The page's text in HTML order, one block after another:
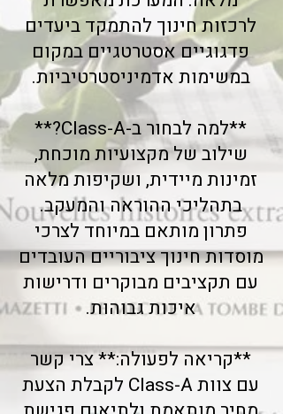
לרכזות חינוך להתמקד ביעדים
פדגוגיים אסטרטגיים במקום
במשימות אדמיניסטרטיביות.
**למה לבחור ב-Class-A?**
שילוב של מקצועיות מוכחת,
זמינות מיידית, ושקיפות מלאה
בתהליכי ההוראה והמעקב.
פתרון מותאם במיוחד לצרכי
מוסדות חינוך ציבוריים העובדים
עם תקציבים מבוקרים ודרישות
איכות גבוהות.
**קריאה לפעולה:** צרי קשר
עם צוות Class-A לקבלת הצעת